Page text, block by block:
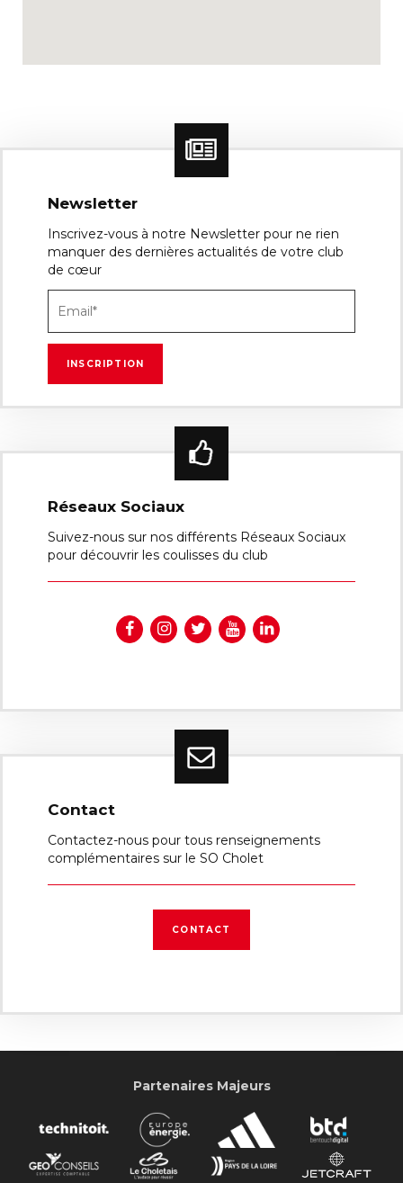
Newsletter
Inscrivez-vous à notre Newsletter pour ne rien
manquer des dernières actualités de votre club
de cœur
Réseaux Sociaux
Suivez-nous sur nos différents Réseaux Sociaux
pour découvrir les coulisses du club
Contact
Contactez-nous pour tous renseignements
complémentaires sur le SO Cholet
CONTACT
Partenaires Majeurs